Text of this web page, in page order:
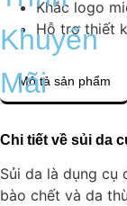
Khuyến
Mãi
Khắc logo
Hỗ trợ thiết
Mô tả sản phẩm
Chi tiết về sủi da
Sủi da là dụng cụ
bào chết và da